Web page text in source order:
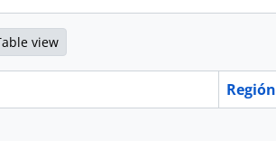
view
Región